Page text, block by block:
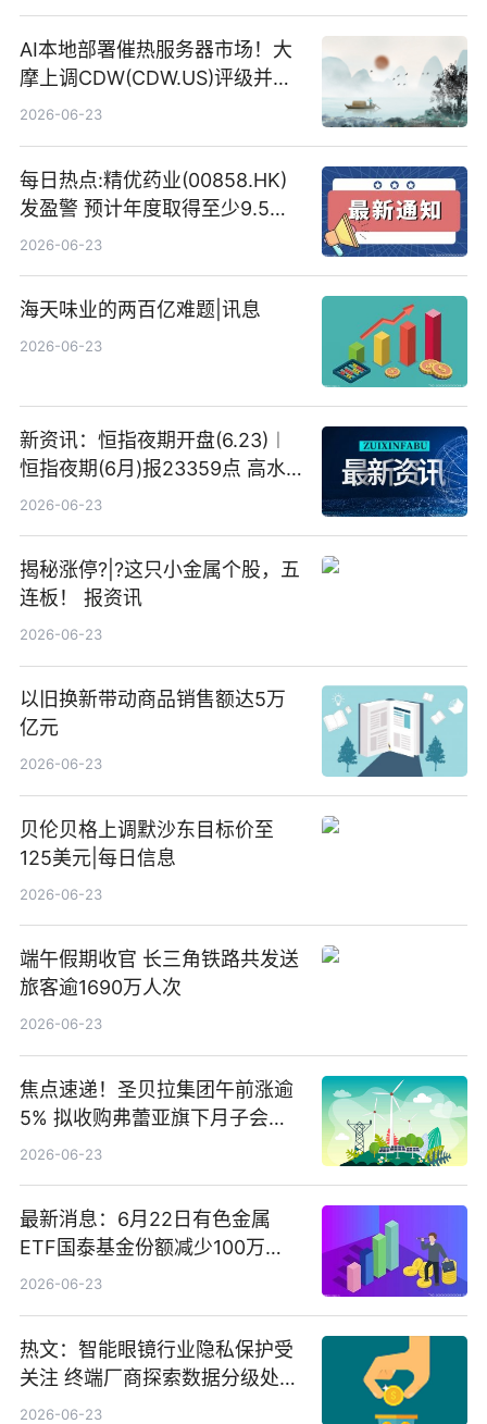
AI本地部署催热服务器市场！大
摩上调CDW(CDW.US)评级并看
高IBM(IBM.US)戴尔(DELL.US)
2026-06-23
每日热点:精优药业(00858.HK)
发盈警 预计年度取得至少9.5亿
港元的亏损 同比盈转亏
2026-06-23
海天味业的两百亿难题|讯息
2026-06-23
新资讯：恒指夜期开盘(6.23)︱
恒指夜期(6月)报23359点 高水
23点
2026-06-23
揭秘涨停?|?这只小金属个股，五
连板！ 报资讯
2026-06-23
以旧换新带动商品销售额达5万
亿元
2026-06-23
贝伦贝格上调默沙东目标价至
125美元|每日信息
2026-06-23
端午假期收官 长三角铁路共发送
旅客逾1690万人次
2026-06-23
焦点速递！圣贝拉集团午前涨逾
5% 拟收购弗蕾亚旗下月子会所
业务少数股权
2026-06-23
最新消息：6月22日有色金属
ETF国泰基金份额减少100万
份，重仓股紫金矿业、洛阳钼
2026-06-23
热文：智能眼镜行业隐私保护受
关注 终端厂商探索数据分级处理
等方案
2026-06-23